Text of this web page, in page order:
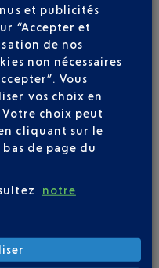
et publicités
“Accepter et
de nos
non nécessaires
Vous
vos choix en
Votre choix peut
cliquant sur le
bas de page du
notre